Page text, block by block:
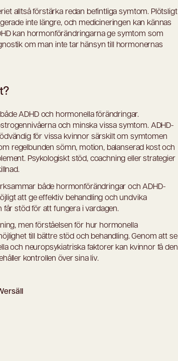
alltså förstärka redan befintliga symtom. Plötsligt
inte längre, och medicineringen kan kännas
kan hormonförändringarna ge symtom som
om man inte tar hänsyn till hormonernas
ADHD och hormonella förändringar.
och minska vissa symtom. ADHD-
för vissa kvinnor särskilt om symtomen
regelbunden sömn, motion, balanserad kost och
Psykologiskt stöd, coachning eller strategier
både hormonförändringar och ADHD-
att ge effektiv behandling och undvika
stöd för att fungera i vardagen.
men förståelsen för hur hormonella
till bättre stöd och behandling. Genom att se
och neuropsykiatriska faktorer kan kvinnor få den
kontrollen över sina liv.